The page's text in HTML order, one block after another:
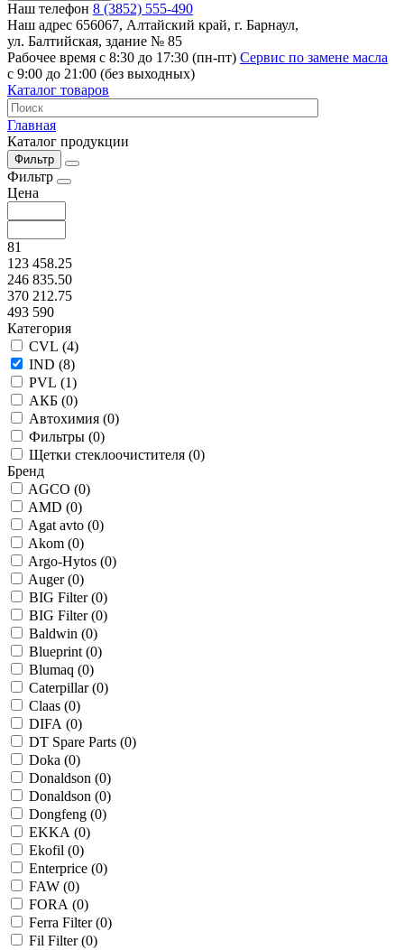
Наш телефон 8 (3852) 555-490
Наш адрес 656067, Алтайский край, г. Барнаул,
ул. Балтийская, здание № 85
Рабочее время с 8:30 до 17:30 (пн-пт) Сервис по замене масла
с 9:00 до 21:00 (без выходных)
Каталог товаров
Главная
Каталог продукции
Фильтр
Фильтр
Цена
81
123 458.25
246 835.50
370 212.75
493 590
Категория
CVL (4)
IND (8)
PVL (1)
АКБ (0)
Автохимия (0)
Фильтры (0)
Щетки стеклоочистителя (0)
Бренд
AGCO (0)
AMD (0)
Agat avto (0)
Akom (0)
Argo-Hytos (0)
Auger (0)
BIG Filter (0)
BIG Filter (0)
Baldwin (0)
Blueprint (0)
Blumaq (0)
Caterpillar (0)
Claas (0)
DIFA (0)
DT Spare Parts (0)
Doka (0)
Donaldson (0)
Donaldson (0)
Dongfeng (0)
EKKA (0)
Ekofil (0)
Enterprice (0)
FAW (0)
FORA (0)
Ferra Filter (0)
Fil Filter (0)